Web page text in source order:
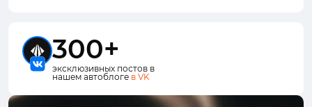
300+
эксклюзивных постов в
нашем автоблоге в VK